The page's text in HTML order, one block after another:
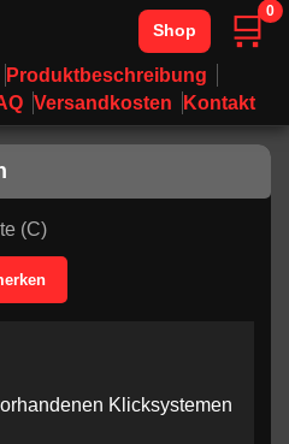
Produktbeschreibung
Versandkosten Kontakt
Shop 🛒0
(C)
Klicksystemen